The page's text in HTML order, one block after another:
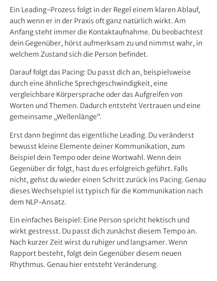
Ein Leading-Prozess folgt in der Regel einem klaren Ablauf,
auch wenn er in der Praxis oft ganz natürlich wirkt. Am
Anfang steht immer die Kontaktaufnahme. Du beobachtest
dein Gegenüber, hörst aufmerksam zu und nimmst wahr, in
welchem Zustand sich die Person befindet.
Darauf folgt das Pacing: Du passt dich an, beispielsweise
durch eine ähnliche Sprechgeschwindigkeit, eine
vergleichbare Körpersprache oder das Aufgreifen von
Worten und Themen. Dadurch entsteht Vertrauen und eine
gemeinsame „Wellenlänge“.
Erst dann beginnt das eigentliche Leading. Du veränderst
bewusst kleine Elemente deiner Kommunikation, zum
Beispiel dein Tempo oder deine Wortwahl. Wenn dein
Gegenüber dir folgt, hast du es erfolgreich geführt. Falls
nicht, gehst du wieder einen Schritt zurück ins Pacing. Genau
dieses Wechselspiel ist typisch für die Kommunikation nach
dem NLP-Ansatz.
Ein einfaches Beispiel: Eine Person spricht hektisch und
wirkt gestresst. Du passt dich zunächst diesem Tempo an.
Nach kurzer Zeit wirst du ruhiger und langsamer. Wenn
Rapport besteht, folgt dein Gegenüber diesem neuen
Rhythmus. Genau hier entsteht Veränderung.